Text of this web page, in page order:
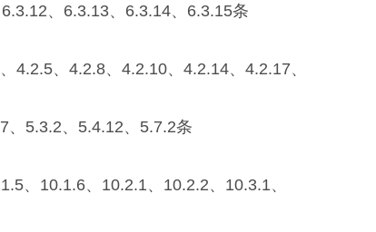
、6.3.13、6.3.14、6.3.15条
、4.2.8、4.2.10、4.2.14、4.2.17、
5.3.2、5.4.12、5.7.2条
、10.1.6、10.2.1、10.2.2、10.3.1、